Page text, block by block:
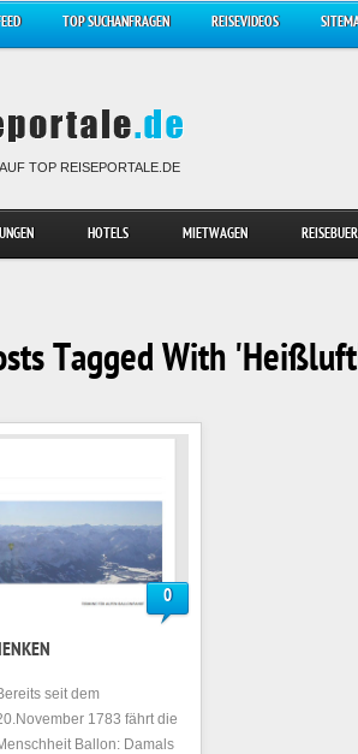
TOP SUCHANFRAGEN REISEVIDEOS
TOP REISEPORTALE.DE
HOTELS MIETWAGEN
Tagged With
0
seit dem
1783 fährt die
Ballon: Damals